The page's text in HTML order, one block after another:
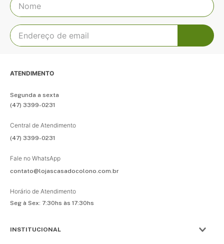
ATENDIMENTO
Segunda a sexta
(47) 3399-0231
Central de Atendimento
(47) 3399-0231
Fale no WhatsApp
contato@lojascasadocolono.com.br
Horário de Atendimento
Seg à Sex: 7:30hs às 17:30hs
INSTITUCIONAL